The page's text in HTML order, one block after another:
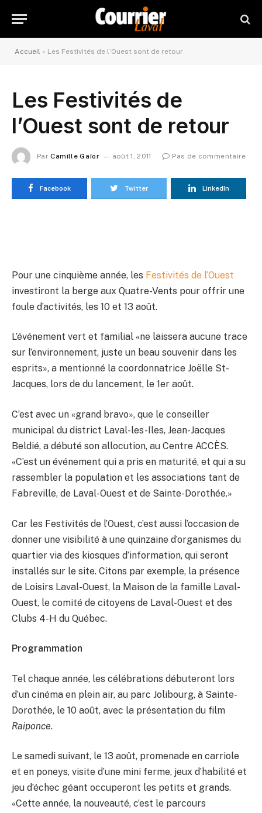
Accueil » Les Festivités de l’Ouest sont de retour
Les Festivités de
l’Ouest sont de retour
Par Camille Gaïor août 1, 2011 Pas de commentaire
Facebook Twitter LinkedIn
Pour une cinquième année, les Festivités de l’Ouest
investiront la berge aux Quatre-Vents pour offrir une
foule d’activités, les 10 et 13 août.
L’événement vert et familial «ne laissera aucune trace
sur l’environnement, juste un beau souvenir dans les
esprits», a mentionné la coordonnatrice Joëlle St-
Jacques, lors de du lancement, le 1er août.
C’est avec un «grand bravo», que le conseiller
municipal du district Laval-les-Iles, Jean-Jacques
Beldié, a débuté son allocution, au Centre ACCÈS.
«C’est un événement qui a pris en maturité, et qui a su
rassembler la population et les associations tant de
Fabreville, de Laval-Ouest et de Sainte-Dorothée.»
Car les Festivités de l’Ouest, c’est aussi l’occasion de
donner une visibilité à une quinzaine d’organismes du
quartier via des kiosques d’information, qui seront
installés sur le site. Citons par exemple, la présence
de Loisirs Laval-Ouest, la Maison de la famille Laval-
Ouest, le comité de citoyens de Laval-Ouest et des
Clubs 4-H du Québec.
Programmation
Tel chaque année, les célébrations débuteront lors
d’un cinéma en plein air, au parc Jolibourg, à Sainte-
Dorothée, le 10 août, avec la présentation du film
Raiponce.
Le samedi suivant, le 13 août, promenade en carriole
et en poneys, visite d’une mini ferme, jeux d’habilité et
jeu d’échec géant occuperont les petits et grands.
«Cette année, la nouveauté, c’est le parcours